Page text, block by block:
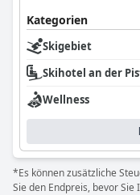
Kategorien
Skigebiet
Skihotel an der
Wellness
*Es können zusätzliche
Sie den Endpreis, bevor